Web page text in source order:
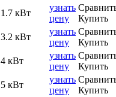
1.7 кВт
узнать
цену
Купить
3.2 кВт
узнать
цену
Купить
4 кВт
узнать
цену
Купить
5 кВт
узнать
цену
Купить